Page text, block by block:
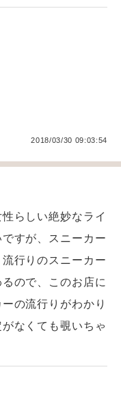
2018/03/30 09:03:54
らしい絶妙なライ
すが、スニーカー
行りのスニーカー
ので、このお店に
の流行りがわかり
なくても覗いちゃ